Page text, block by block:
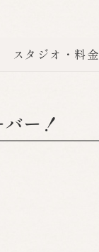
スタジオ・料金
ー！